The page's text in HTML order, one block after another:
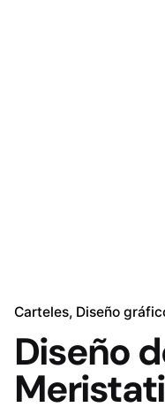
Carteles Diseño
Diseño